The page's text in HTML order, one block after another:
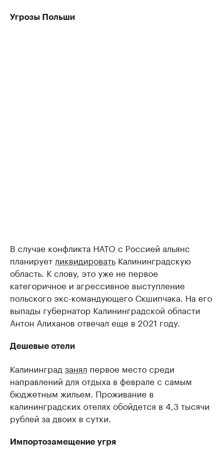
Угрозы Польши
В случае конфликта НАТО с Россией альянс
планирует ликвидировать Калининградскую
область. К слову, это уже не первое
категоричное и агрессивное выступление
польского экс-командующего Скшипчака. На его
выпады губернатор Калининградской области
Антон Алиханов отвечал еще в 2021 году.
Дешевые отели
Калининград занял первое место среди
направлений для отдыха в феврале с самым
бюджетным жильем. Проживание в
калининградских отелях обойдется в 4,3 тысячи
рублей за двоих в сутки.
Импортозамещение угря